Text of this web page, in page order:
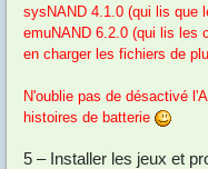
sysNAND 4.1.0 (qui lis que
emuNAND 6.2.0 (qui lis les
en charger les fichiers de
N'oublie pas de désactivé
histoires de batterie
5 – Installer les jeux et